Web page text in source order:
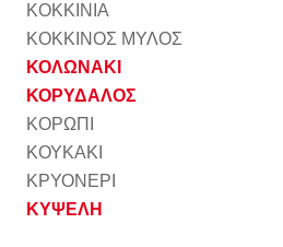
ΚΟΚΚΙΝΙΑ
ΚΟΚΚΙΝΟΣ ΜΥΛΟΣ
ΚΟΛΩΝΑΚΙ
ΚΟΡΥΔΑΛΟΣ
ΚΟΡΩΠΙ
ΚΟΥΚΑΚΙ
ΚΡΥΟΝΕΡΙ
ΚΥΨΕΛΗ